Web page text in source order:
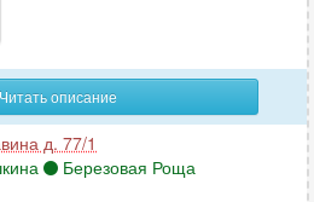
Читать описание
д. 77/1
Березовая Роща